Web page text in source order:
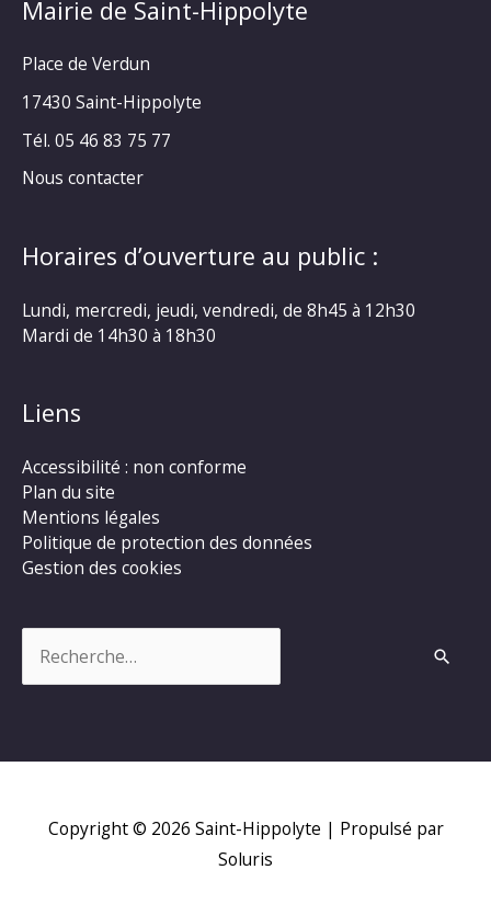
Mairie de Saint-Hippolyte
Place de Verdun
17430 Saint-Hippolyte
Tél. 05 46 83 75 77
Nous contacter
Horaires d’ouverture au public :
Lundi, mercredi, jeudi, vendredi, de 8h45 à 12h30
Mardi de 14h30 à 18h30
Liens
Accessibilité : non conforme
Plan du site
Mentions légales
Politique de protection des données
Gestion des cookies
Copyright © 2026 Saint-Hippolyte | Propulsé par
Soluris